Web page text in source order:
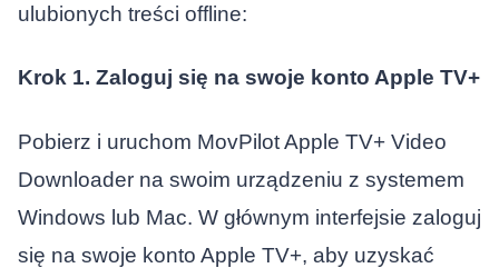
ulubionych treści offline:
Krok 1. Zaloguj się na swoje konto Apple TV+
Pobierz i uruchom MovPilot Apple TV+ Video
Downloader na swoim urządzeniu z systemem
Windows lub Mac. W głównym interfejsie zaloguj
się na swoje konto Apple TV+, aby uzyskać